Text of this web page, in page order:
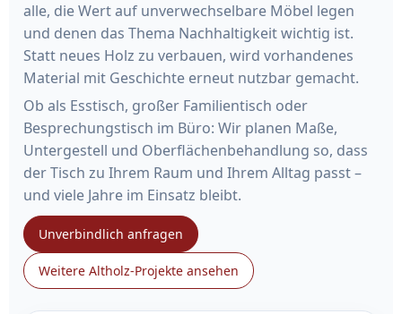
alle, die Wert auf unverwechselbare Möbel legen
und denen das Thema Nachhaltigkeit wichtig ist.
Statt neues Holz zu verbauen, wird vorhandenes
Material mit Geschichte erneut nutzbar gemacht.
Ob als Esstisch, großer Familientisch oder
Besprechungstisch im Büro: Wir planen Maße,
Untergestell und Oberflächenbehandlung so, dass
der Tisch zu Ihrem Raum und Ihrem Alltag passt –
und viele Jahre im Einsatz bleibt.
Unverbindlich anfragen
Weitere Altholz-Projekte ansehen